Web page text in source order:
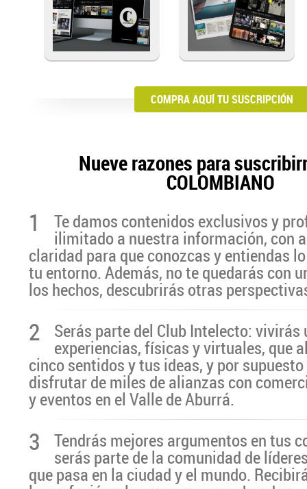
COMPRA AQUÍ TU SUSCRIPCIÓN
Nueve razones para
COLOMBIANO
1 Te damos contenidos exclusivos y
ilimitado a nuestra información, con
claridad para que conozcas y entiendas
tu entorno. Además, no te quedarás con
los hechos, descubrirás otras
2 Serás parte del Club Intelecto: vivirás
experiencias, físicas y virtuales, que
cinco sentidos y tus ideas, y por
disfrutar de miles de alianzas con
y eventos en el Valle de Aburrá.
3 Tendrás mejores argumentos en tus
serás parte de la comunidad de
que pasa en la ciudad y el mundo.